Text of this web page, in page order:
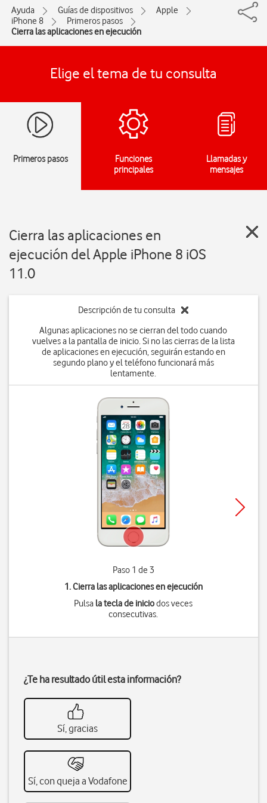
Ayuda Guías de dispositivos
Apple
iPhone 8
Primeros pasos
Cierra las aplicaciones en ejecución
Elige el tema de tu consulta
Primeros pasos
Funciones
principales
Llamadas y
mensajes
Cierra las aplicaciones en
ejecución del Apple iPhone 8 iOS
11.0
Descripción de tu consulta
Algunas aplicaciones no se cierran del todo cuando
vuelves a la pantalla de inicio. Si no las cierras de la lista
de aplicaciones en ejecución, seguirán estando en
segundo plano y el teléfono funcionará más
lentamente.
Paso 1 de 3
1. Cierra las aplicaciones en ejecución
Pulsa la tecla de iniciodos veces
consecutivas.
¿Te ha resultado útil esta información?
Sí, gracias
Sí, con queja a Vodafone